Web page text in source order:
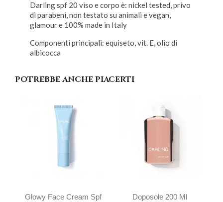
Darling spf 20 viso e corpo è: nickel tested, privo
di parabeni, non testato su animali e vegan,
glamour e 100% made in Italy
Componenti principali: equiseto, vit. E, olio di
albicocca
POTREBBE ANCHE PIACERTI
Glowy Face Cream Spf
Doposole 200 Ml